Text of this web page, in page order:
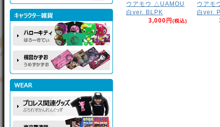
ウアモウ △UAMOU
白ver. BLPK
3,000円(税込)
ウアモ
白ver.